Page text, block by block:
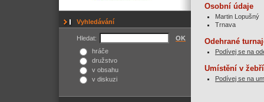
Vyhledávání
Hledat:
OK
hráče
družstvo
v obsahu
v diskuzi
Osobní údaje
Martin Lopušný
Trnava
Odehrané
Podívej se na
Umístění v
Podívej se na